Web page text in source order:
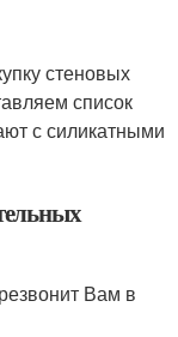
стеновых
список
с силикатными
Вам в